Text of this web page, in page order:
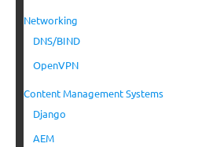
Networking
DNS/BIND
OpenVPN
Content Management Systems
Django
AEM